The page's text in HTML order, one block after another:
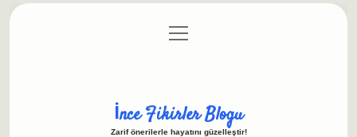
Gizlilik Politikası
menüyü
aç
İnce Fikirler Blogu
Zarif önerilerle hayatını güzelleştir!